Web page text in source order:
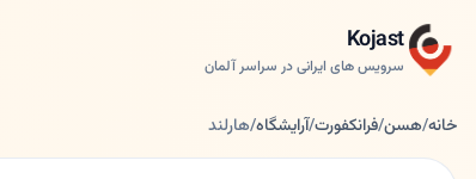
Kojast
سرویس های ایرانی در سراسر آلمان
خانه/هسن/فرانکفورت/آرایشگاه/هارلند